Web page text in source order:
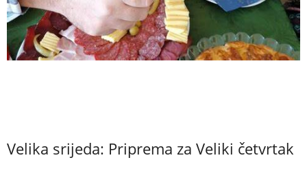
Velika srijeda: Priprema za Veliki četvrtak